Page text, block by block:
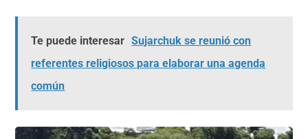
Te puede interesar Sujarchuk se reunió con
referentes religiosos para elaborar una agenda
común